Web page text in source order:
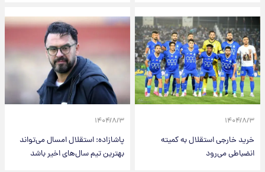
۱۴۰۴/۸/۳
خرید خارجی استقلال به کمیته
انضباطی می‌رود
۱۴۰۴/۸/۳
پاشازاده: استقلال امسال می‌تواند
بهترین تیم سال‌های اخیر باشد